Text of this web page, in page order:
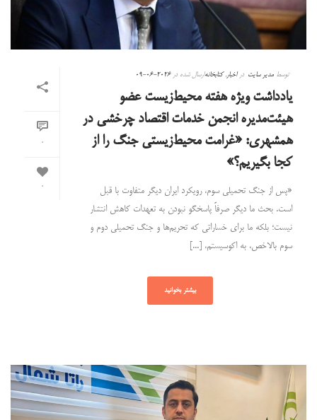
0
0
توسط مدیر سایت دراخبار,کتابخانهارسال شده در2026-06-09
یادداشت ویژه هفته محیط‌زیست عضو
هیئت‌مدیره انجمن خدمات اقتصاد چرخشی در
همشهری: «غرامت محیط‌زیستی جنگ را از
کجا بگیریم؟»
«پس از جنگ تحمیلی سوم، رویکرد ایران دیگر متفاوت با قبل
است. بحث ما دیگر صرفاً پاسخگو نبودن به تعهدات کاهش انتشار
نیست؛ بلکه ما برای خساراتی که تحریم‌ها و جنگ تحمیلی دوم و
سوم بالاخص، به اکوسیستم، [...]
بیشتر بخوانید